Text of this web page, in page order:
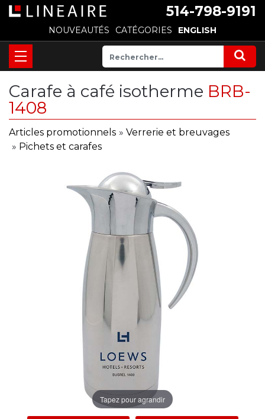
514-798-9191
NOUVEAUTÉS CATÉGORIES ENGLISH
Carafe à café isotherme BRB-
1408
Articles promotionnels » Verrerie et breuvages
» Pichets et carafes
Tapez pour agrandir